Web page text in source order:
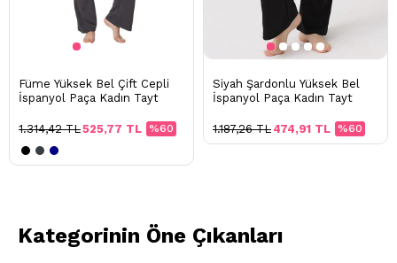
Füme Yüksek Bel Çift Cepli
İspanyol Paça Kadın Tayt
%60
525,77 TL
1.314,42 TL
Siyah Şardonlu Yüksek Bel
İspanyol Paça Kadın Tayt
%60
474,91 TL
1.187,26 TL
Kategorinin Öne Çıkanları